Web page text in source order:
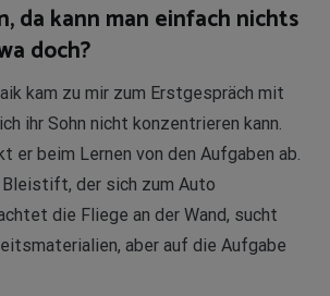
da kann man einfach nichts
doch?
kam zu mir zum Erstgespräch mit
ihr Sohn nicht konzentrieren kann.
er beim Lernen von den Aufgaben ab.
der sich zum Auto
die Fliege an der Wand, sucht
aber auf die Aufgabe